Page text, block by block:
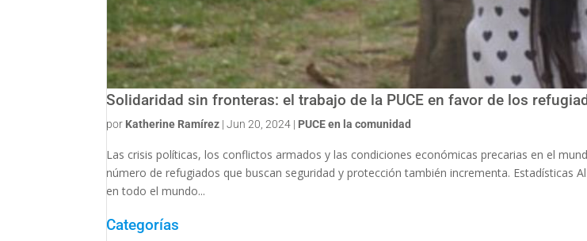
Solidaridad sin fronteras: el trabajo de la PUCE en favor de los
por Katherine Ramírez |Jun 20, 2024 | PUCE en la comunidad
Las crisis políticas, los conflictos armados y las condiciones económicas precarias en el
número de refugiados que buscan seguridad y protección también incrementa. Estadísticas
en todo el mundo...
Categorías